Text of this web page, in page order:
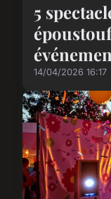
5
14/04/2026 16:17